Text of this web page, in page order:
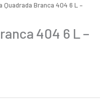
Quadrada Branca 404 6 L –
404 6 L –